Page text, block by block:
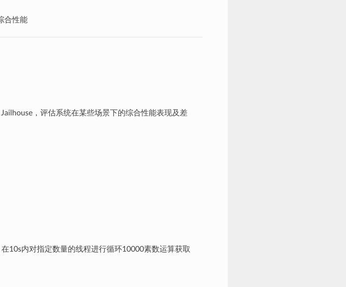
合性能
，评估系统在某些场景下的综合性能表现及差
10s内对指定数量的线程进行循环10000素数运算获取